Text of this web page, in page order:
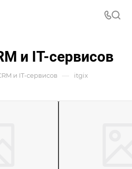
и IT-сервисов
и IT-сервисов — itgix